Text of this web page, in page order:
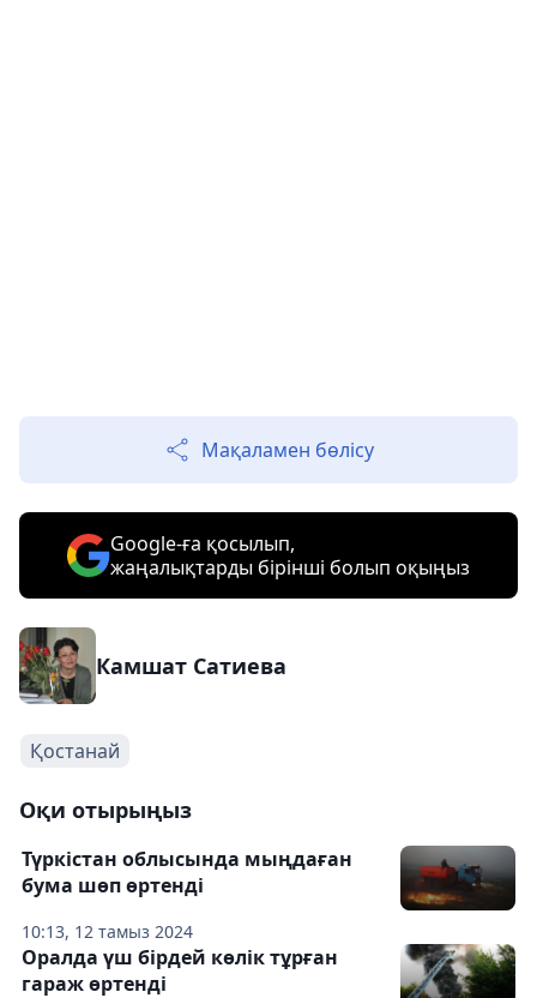
Мақаламен бөлісу
Google-ға қосылып,
жаңалықтарды бірінші болып оқыңыз
Камшат Сатиева
Қостанай
Оқи отырыңыз
10:13, 12 тамыз 2024
Түркістан облысында мыңдаған
бума шөп өртенді
Оралда үш бірдей көлік тұрған
гараж өртенді